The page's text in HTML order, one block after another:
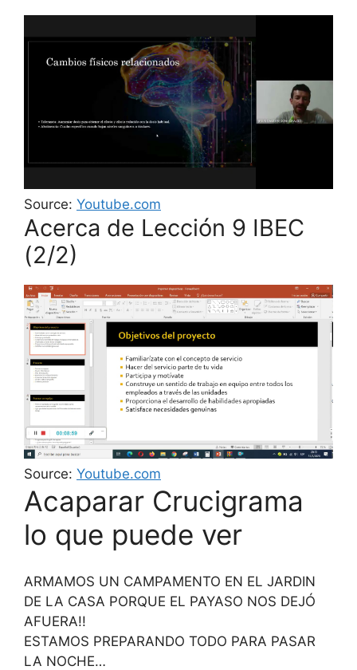
Source: Youtube.com
Acerca de Lección 9 IBEC
(2/2)
Source: Youtube.com
Acaparar Crucigrama
lo que puede ver
ARMAMOS UN CAMPAMENTO EN EL JARDIN
DE LA CASA PORQUE EL PAYASO NOS DEJÓ
AFUERA!!
ESTAMOS PREPARANDO TODO PARA PASAR
LA NOCHE…